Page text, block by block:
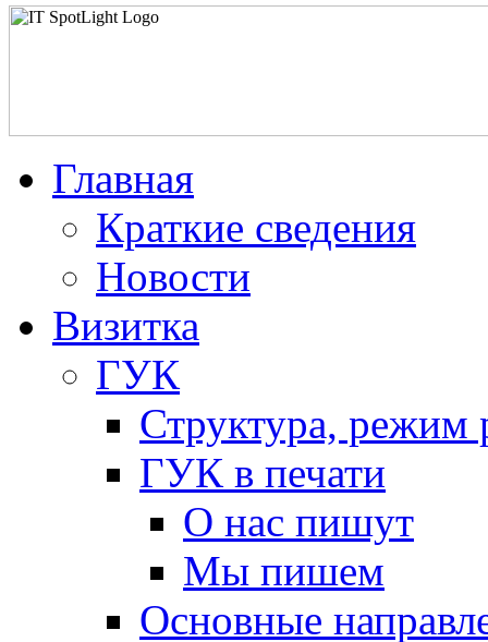
Главная
Краткие сведения
Новости
Визитка
ГУК
Структура, режим
ГУК в печати
О нас пишут
Мы пишем
Основные